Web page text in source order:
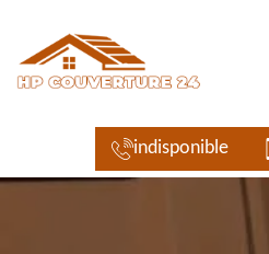
indisponible